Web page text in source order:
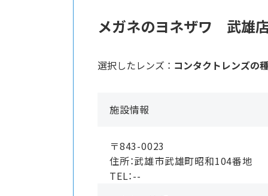
メガネのヨネザワ 武雄
選択したレンズ ： コンタクトレンズの
施設情報
〒843-0023
住所：武雄市武雄町昭和104番地
TEL：--